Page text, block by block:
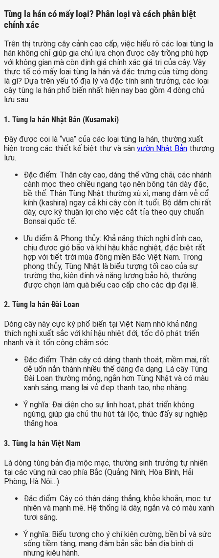
Tùng la hán có mấy loại? Phân loại và cách phân biệt
chính xác
Trên thị trường cây cảnh cao cấp, việc hiểu rõ các loại tùng la
hán không chỉ giúp gia chủ lựa chọn được cây trồng phù hợp
với không gian mà còn định giá chính xác giá trị của cây. Vậy
thực tế có mấy loại tùng la hán và đặc trưng của từng dòng
là gì? Dựa trên yếu tố địa lý và đặc tính sinh trưởng, các loại
cây tùng la hán phổ biến nhất hiện nay bao gồm 4 dòng chủ
lưu sau:
1. Tùng la hán Nhật Bản (Kusamaki)
Đây được coi là “vua” của các loại tùng la hán, thường xuất
hiện trong các thiết kế biệt thự và sân vườn Nhật Bản thượng
lưu.
Đặc điểm: Thân cây cao, dáng thế vững chãi, các nhánh
cành mọc theo chiều ngang tạo nên bông tán dày đặc,
bề thế. Thân Tùng Nhật thường xù xì, mang đậm vẻ cổ
kính (kashira) ngay cả khi cây còn ít tuổi. Bộ dăm chi rất
dày, cực kỳ thuận lợi cho việc cắt tỉa theo quy chuẩn
Bonsai quốc tế.
Ưu điểm & Phong thủy: Khả năng thích nghi đỉnh cao,
chịu được gió bão và khí hậu khắc nghiệt, đặc biệt rất
hợp với tiết trời mùa đông miền Bắc Việt Nam. Trong
phong thủy, Tùng Nhật là biểu tượng tối cao của sự
trường thọ, kiên định và năng lượng bảo hộ, thường
được chọn làm quà biếu cao cấp cho các dịp đại lễ.
2. Tùng la hán Đài Loan
Dòng cây này cực kỳ phổ biến tại Việt Nam nhờ khả năng
thích nghi xuất sắc với khí hậu nhiệt đới, tốc độ phát triển
nhanh và ít tốn công chăm sóc.
Đặc điểm: Thân cây có dáng thanh thoát, mềm mại, rất
dễ uốn nắn thành nhiều thế dáng đa dạng. Lá cây Tùng
Đài Loan thường mỏng, ngắn hơn Tùng Nhật và có màu
xanh sáng, mang lại vẻ đẹp thanh tao, nhẹ nhàng.
Ý nghĩa: Đại diện cho sự linh hoạt, phát triển không
ngừng, giúp gia chủ thu hút tài lộc, thúc đẩy sự nghiệp
thăng hoa.
3. Tùng la hán Việt Nam
Là dòng tùng bản địa mộc mạc, thường sinh trưởng tự nhiên
tại các vùng núi cao phía Bắc (Quảng Ninh, Hòa Bình, Hải
Phòng, Hà Nội…).
Đặc điểm: Cây có thân dáng thẳng, khỏe khoắn, mọc tự
nhiên và mạnh mẽ. Hệ thống lá dày, ngắn và có màu xanh
tươi sáng.
Ý nghĩa: Biểu tượng cho ý chí kiên cường, bền bỉ và sức
sống tiềm tàng, mang đậm bản sắc bản địa bình dị
nhưng kiêu hãnh.